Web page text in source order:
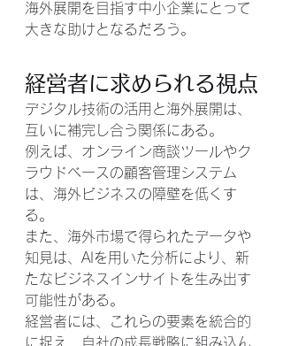
海外展開を目指す中小企業にとって
大きな助けとなるだろう。
経営者に求められる視点
デジタル技術の活用と海外展開は、
互いに補完し合う関係にある。
例えば、オンライン商談ツールやク
ラウドベースの顧客管理システム
は、海外ビジネスの障壁を低くす
る。
また、海外市場で得られたデータや
知見は、AIを用いた分析により、新
たなビジネスインサイトを生み出す
可能性がある。
経営者には、これらの要素を統合的
に捉え、自社の成長戦略に組み込ん